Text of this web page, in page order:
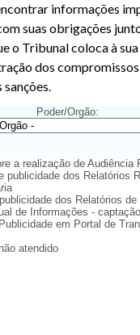
informações
suas obrigações
o Tribunal coloca à
dos